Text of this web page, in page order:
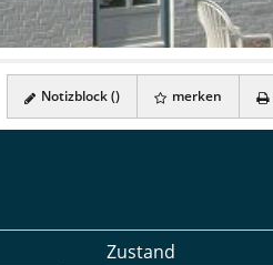
Notizblock () merken
Zustand